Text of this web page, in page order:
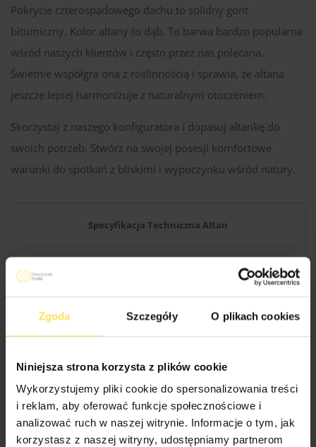
Zgoda Szczegóły O plikach cookies
Niniejsza strona korzysta z plików cookie
Wykorzystujemy pliki cookie do spersonalizowania treści
i reklam, aby oferować funkcje społecznościowe i
analizować ruch w naszej witrynie. Informacje o tym, jak
korzystasz z naszej witryny, udostępniamy partnerom
Pokrycie czterospadowego dachu to solidny gont
bitumiczny. Kolor altany to dąb. To barwa bardzo popularna
wśród naszych klientów i często przez nas polecana.
Świetnie współgra ona z roślinnością i sprawia, że altana
jeszcze lepiej harmonizuje z naturalnym otoczeniem.
Skorzystaj z naszego konfiguratora i dopasuj altankę do
swoich potrzeb. Stwórz na swojej posesji komfortowe
warunki do spotkań z bliskimi i wypoczynku wśród natury.
Specyfikacja Techniczna Altan
Drewno produkcji skandynawskiej
świerkowe / sosnowe
Wysokość w
szczycie:
300 cm